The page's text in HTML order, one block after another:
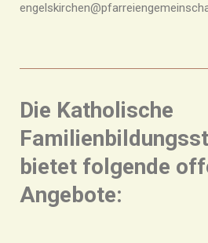
Die Katholische
bietet folgende
Angebote: